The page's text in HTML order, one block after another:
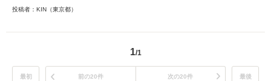
投稿者：KIN（東京都）
1/1
最初 前の20件 次の20件 最後